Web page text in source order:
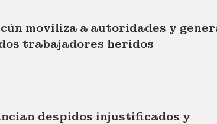
moviliza a autoridades y
trabajadores heridos
despidos injustificados y